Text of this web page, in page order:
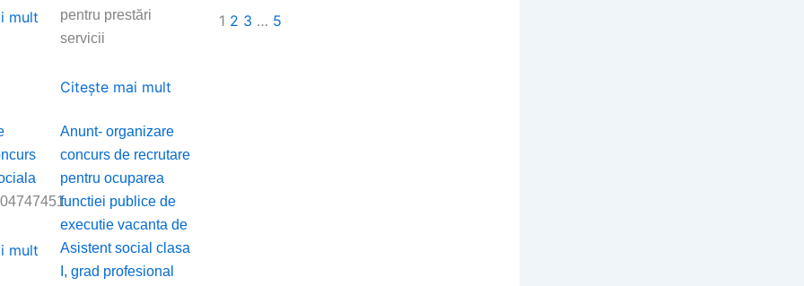
mult
pentru prestări
servicii
Citește mai mult
mult
Anunt- organizare
concurs de recrutare
pentru ocuparea
functiei publice de
executie vacanta de
Asistent social clasa
I, grad profesional
1 2 3 … 5